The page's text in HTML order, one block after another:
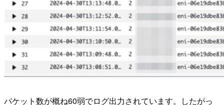
パケット数が概ね60弱でログ出力されています。したがっ